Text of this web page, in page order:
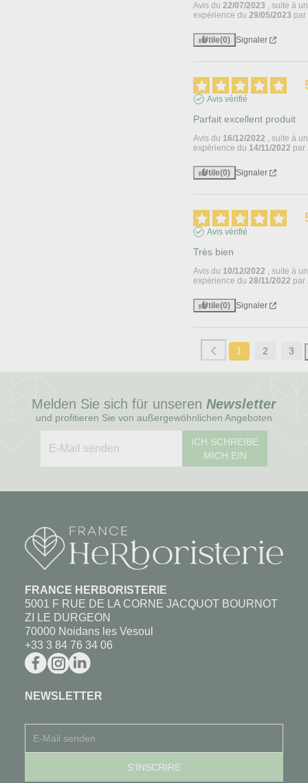
Avis du22/07/2023 , suite à
expérience du29/05/2023 par
Utile(0) Signaler
Avis vérifié
Parfait excellent produit
Avis du 16/12/2022 , suite à
expérience du 14/11/2022 par
Utile(0) Signaler
Avis vérifié
Très bien
Avis du 10/12/2022 , suite à
expérience du28/11/2022 par
Utile(0) Signaler
1 2 3
Melden Sie sich für unseren Newsletter
und profitieren Sie von außergewöhnlichen Angeboten
ICH SCHREIBE
MICH EIN
FRANCE HERBORISTERIE
5001 F RUE DE LA CORNE JACQUOT BOURNOT
ZI LE DURGEON
70000 Noidans les Vesoul
+33 3 84 76 34 06
NEWSLETTER